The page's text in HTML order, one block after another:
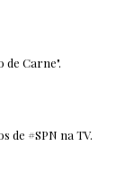
de Carne".
de #SPN na TV.